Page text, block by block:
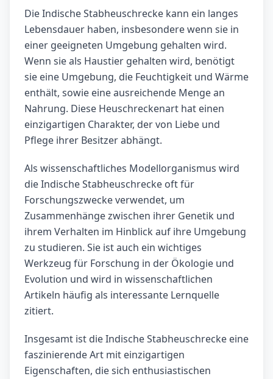
Die Indische Stabheuschrecke kann ein langes
Lebensdauer haben, insbesondere wenn sie in
einer geeigneten Umgebung gehalten wird.
Wenn sie als Haustier gehalten wird, benötigt
sie eine Umgebung, die Feuchtigkeit und Wärme
enthält, sowie eine ausreichende Menge an
Nahrung. Diese Heuschreckenart hat einen
einzigartigen Charakter, der von Liebe und
Pflege ihrer Besitzer abhängt.
Als wissenschaftliches Modellorganismus wird
die Indische Stabheuschrecke oft für
Forschungszwecke verwendet, um
Zusammenhänge zwischen ihrer Genetik und
ihrem Verhalten im Hinblick auf ihre Umgebung
zu studieren. Sie ist auch ein wichtiges
Werkzeug für Forschung in der Ökologie und
Evolution und wird in wissenschaftlichen
Artikeln häufig als interessante Lernquelle
zitiert.
Insgesamt ist die Indische Stabheuschrecke eine
faszinierende Art mit einzigartigen
Eigenschaften, die sich enthusiastischen